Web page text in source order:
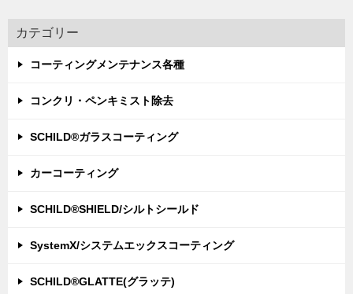
カテゴリー
コーティングメンテナンス各種
コンクリ・ペンキミスト除去
SCHILD®ガラスコーティング
カーコーティング
SCHILD®SHIELD/シルトシールド
SystemX/システムエックスコーティング
SCHILD®GLATTE(グラッテ)